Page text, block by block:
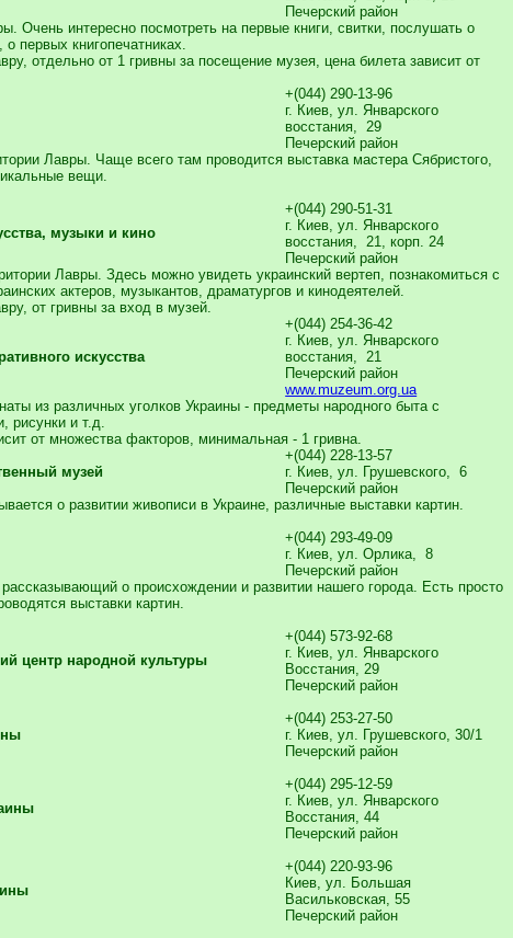
Печерский район
Очень интересно посмотреть на первые книги, свитки, послушать о
первых книгопечатниках.
отдельно от 1 гривны за посещение музея, цена билета зависит от
+(044) 290-13-96
г. Киев, ул. Январского
восстания, 29
Печерский район
Лавры. Чаще всего там проводится выставка мастера Сябристого,
вещи.
музыки и кино
+(044) 290-51-31
г. Киев, ул. Январского
восстания, 21, корп. 24
Печерский район
Лавры. Здесь можно увидеть украинский вертеп, познакомиться с
актеров, музыкантов, драматургов и кинодеятелей.
от гривны за вход в музей.
искусства
+(044) 254-36-42
г. Киев, ул. Январского
восстания, 21
Печерский район
www.muzeum.org.ua
из различных уголков Украины - предметы народного быта с
рисунки и т.д.
от множества факторов, минимальная - 1 гривна.
музей
+(044) 228-13-57
г. Киев, ул. Грушевского, 6
Печерский район
о развитии живописи в Украине, различные выставки картин.
+(044) 293-49-09
г. Киев, ул. Орлика, 8
Печерский район
о происхождении и развитии нашего города. Есть просто
выставки картин.
центр народной культуры
+(044) 573-92-68
г. Киев, ул. Январского
Восстания, 29
Печерский район
+(044) 253-27-50
г. Киев, ул. Грушевского, 30/1
Печерский район
+(044) 295-12-59
г. Киев, ул. Январского
Восстания, 44
Печерский район
+(044) 220-93-96
Киев, ул. Большая
Васильковская, 55
Печерский район